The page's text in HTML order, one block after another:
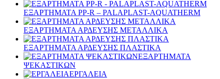
ΕΞΑΡΤΗΜΑΤΑ PP-R – PALAPLAST-AQUATHERM
ΕΞΑΡΤΗΜΑΤΑ ΑΡΔΕΥΣΗΣ ΜΕΤΑΛΛΙΚΑ
ΕΞΑΡΤΗΜΑΤΑ ΑΡΔΕΥΣΗΣ ΠΛΑΣΤΙΚΑ
ΕΞΑΡΤΗΜΑΤΑ
ΨΕΚΑΣΤΙΚΩΝ
ΕΡΓΑΛΕΙΑ